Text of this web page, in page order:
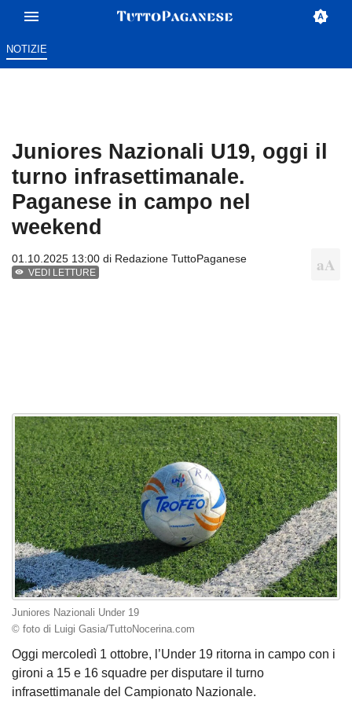
NOTIZIE
Juniores Nazionali U19, oggi il
turno infrasettimanale.
Paganese in campo nel
weekend
01.10.2025 13:00 di Redazione TuttoPaganese
VEDI LETTURE
Juniores Nazionali Under 19
© foto di Luigi Gasia/TuttoNocerina.com
Oggi mercoledì 1 ottobre, l’Under 19 ritorna in campo con i
gironi a 15 e 16 squadre per disputare il turno
infrasettimanale del Campionato Nazionale.